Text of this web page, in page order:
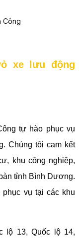
xe lưu động
tự hào phục vụ
Chúng tôi cam kết
khu công nghiệp,
tỉnh Bình Dương.
vụ tại các khu
lộ 13, Quốc lộ 14,